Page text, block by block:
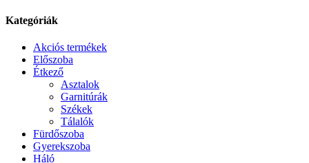
Kategóriák
Akciós termékek
Előszoba
Étkező
Asztalok
Garnitúrák
Székek
Tálalók
Fürdőszoba
Gyerekszoba
Háló